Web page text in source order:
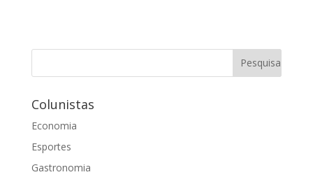
Colunistas
Economia
Esportes
Gastronomia